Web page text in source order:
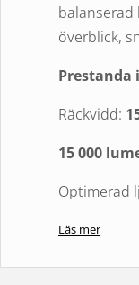
överblick,
Räckvidd:
15 000
Optimerad
Gult ljus
Läs mer